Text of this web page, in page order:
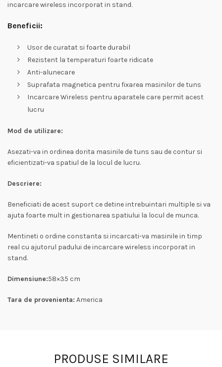
incarcare wireless incorporat in stand.
Beneficii:
Usor de curatat si foarte durabil
Rezistent la temperaturi foarte ridicate
Anti-alunecare
Suprafata magnetica pentru fixarea masinilor de tuns
Incarcare Wireless pentru aparatele care permit acest
lucru
Mod de utilizare:
Asezati-va in ordinea dorita masinile de tuns sau de contur si
eficientizati-va spatiul de la locul de lucru.
Descriere:
Beneficiati de acest suport ce detine intrebuintari multiple si va
ajuta foarte mult in gestionarea spatiului la locul de munca.
Mentineti o ordine constanta si incarcati-va masinile in timp
real cu ajutorul padului de incarcare wireless incorporat in
stand.
Dimensiune:58×35 cm
Tara de provenienta: America
PRODUSE SIMILARE